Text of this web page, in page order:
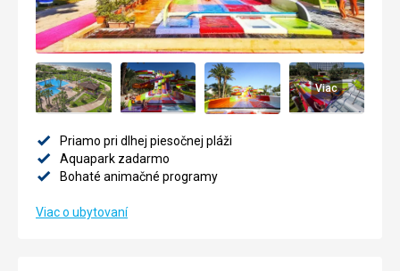
Viac
Priamo pri dlhej piesočnej pláži
Aquapark zadarmo
Bohaté animačné programy
Viac o ubytovaní